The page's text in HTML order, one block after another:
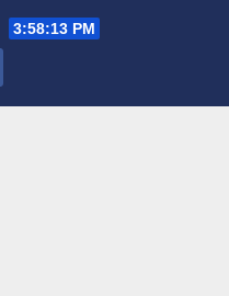
3:58:14 PM